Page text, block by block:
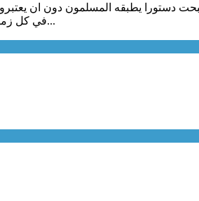
دستورا يطبقه المسلمون دون ان
في كل زمان، فضروف الحياة تتغير ولابد ان تحفظ تلك النصوص في الارشيف القديم ولا يؤخذ بها...